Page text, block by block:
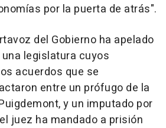
por la puerta de atrás".
del Gobierno ha apelado
legislatura cuyos
acuerdos que se
entre un prófugo de la
y un imputado por
juez ha mandado a prisión